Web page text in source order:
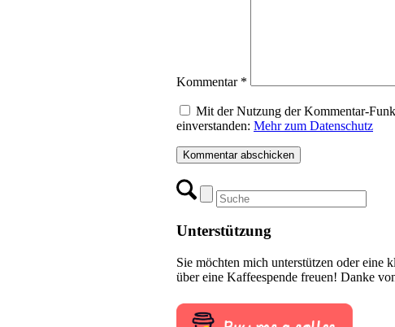
Kommentar *
Mit der Nutzung der Kommentar-
einverstanden: Mehr zum Datenschutz
Unterstützung
Sie möchten mich unterstützen oder eine
über eine Kaffeespende freuen! Danke